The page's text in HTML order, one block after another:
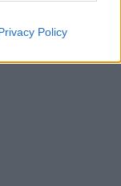
Policy